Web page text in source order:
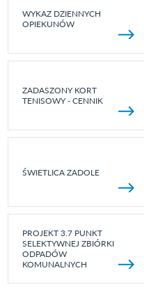
WYKAZ DZIENNYCH
OPIEKUNÓW
ZADASZONY KORT
TENISOWY - CENNIK
ŚWIETLICA ZADOLE
PROJEKT 3.7 PUNKT
SELEKTYWNEJ ZBIÓRKI
ODPADÓW
KOMUNALNYCH